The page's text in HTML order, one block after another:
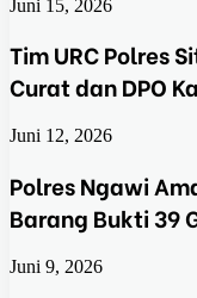
Juni 15, 2026
Tim URC Polres
Curat dan DPO
Juni 12, 2026
Polres Ngawi
Barang Bukti 39
Juni 9, 2026